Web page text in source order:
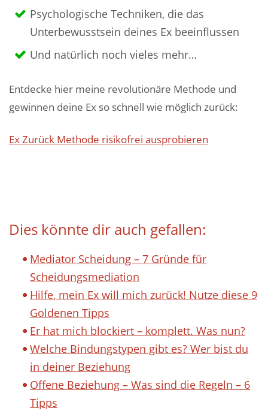
Psychologische Techniken, die das
Unterbewusstsein deines Ex beeinflussen
Und natürlich noch vieles mehr…
Entdecke hier meine revolutionäre Methode und
gewinnen deine Ex so schnell wie möglich zurück:
Ex Zurück Methode risikofrei ausprobieren
Dies könnte dir auch gefallen:
Mediator Scheidung – 7 Gründe für
Scheidungsmediation
Hilfe, mein Ex will mich zurück! Nutze diese 9
Goldenen Tipps
Er hat mich blockiert – komplett. Was nun?
Welche Bindungstypen gibt es? Wer bist du
in deiner Beziehung
Offene Beziehung – Was sind die Regeln – 6
Tipps